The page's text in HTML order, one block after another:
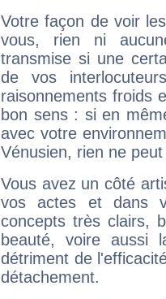
Votre façon de voir
vous, rien ni
transmise si une
de vos
raisonnements froids
bon sens : si en
avec votre
Vénusien, rien ne
Vous avez un côté
vos actes et dans
concepts très clairs,
beauté, voire aussi
détriment de
détachement.